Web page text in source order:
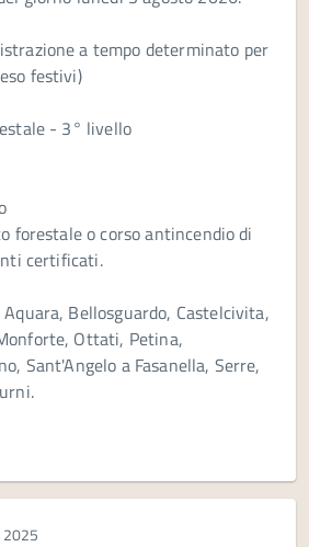
a tempo determinato per
festivi)
- 3° livello
forestale o corso antincendio di
certificati.
Bellosguardo, Castelcivita,
Ottati, Petina,
Sant'Angelo a Fasanella, Serre,
2025